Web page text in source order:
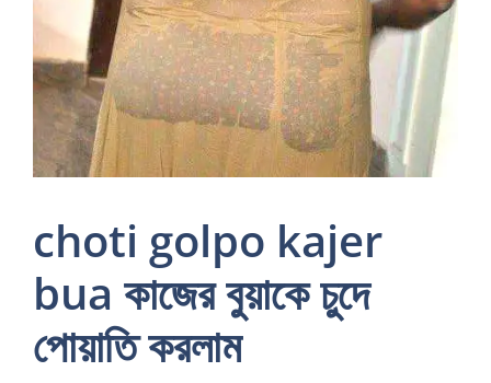
choti golpo kajer
bua কাজের বুয়াকে চুদে
পোয়াতি করলাম